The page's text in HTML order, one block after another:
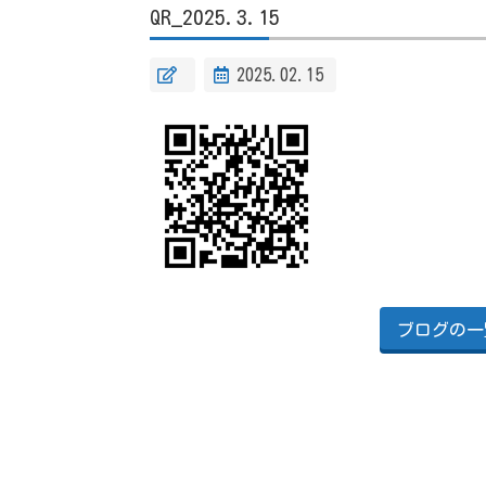
QR_2025.3.15
2025.02.15
ブログの